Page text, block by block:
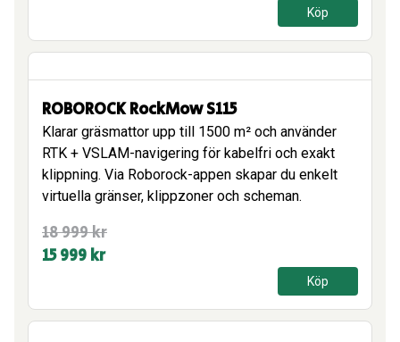
15
799 kr.
12
999 kr.
Köp
ROBOROCK RockMow S115
Klarar gräsmattor upp till 1500 m² och använder
RTK + VSLAM-navigering för kabelfri och exakt
klippning. Via Roborock-appen skapar du enkelt
virtuella gränser, klippzoner och scheman.
18 999kr
Det
ursprungliga
18
15 999kr
Det
nuvarande
15
Köp